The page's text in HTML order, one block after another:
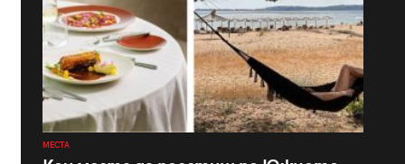
МЕСТА